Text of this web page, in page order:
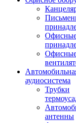
аудиосистема
Трубки
антенны